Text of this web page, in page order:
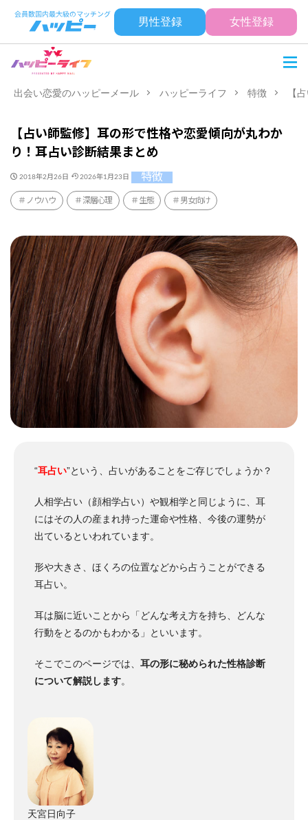
男性登録 女性登録
出会い恋愛のハッピーメール ハッピーライフ 特徴 【
【占い師監修】耳の形で性格や恋愛傾向が丸わか
り！耳占い診断結果まとめ
2018年2月26日 2026年1月23日 特徴
ノウハウ 深層心理 生態 男女向け
“耳占い”という、占いがあることをご存じでしょうか？
人相学占い（顔相学占い）や観相学と同じように、耳
にはその人の産まれ持った運命や性格、今後の運勢が
出ているといわれています。
形や大きさ、ほくろの位置などから占うことができる
耳占い。
耳は脳に近いことから「どんな考え方を持ち、どんな
行動をとるのかもわかる」といいます。
そこでこのページでは、 耳の形に秘められた性格診断
について解説します。
天宮日向子